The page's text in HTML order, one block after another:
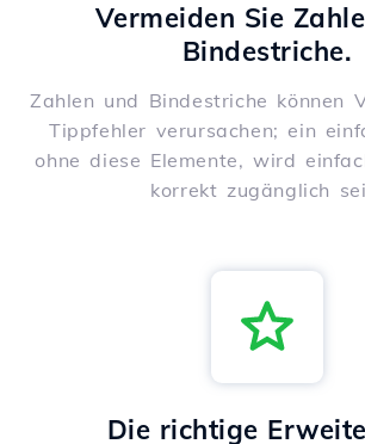
Vermeiden Sie
Bindestriche.
Zahlen und Bindestriche können
Tippfehler verursachen; ein
ohne diese Elemente, wird
korrekt zugänglich
Die richtige